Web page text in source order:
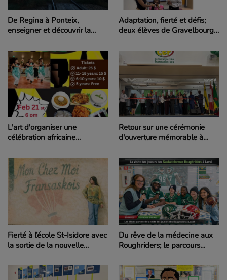
De Regina à Ponteix,
enseigner et découvrir la
Adaptation, fierté et défis;
deux élèves de Gravelbourg
cette fin du Mois de la
Francophonie
L'art d'organiser une
célébration africaine
Ducharme de Moose Jaw
Retour sur une cérémonie
d'ouverture mémorable à
Fierté à l’école St-Isidore avec
la sortie de la nouvelle
Fréchette
Du rêve de la médecine aux
Roughriders; le parcours
Dabire inspire nos élèves